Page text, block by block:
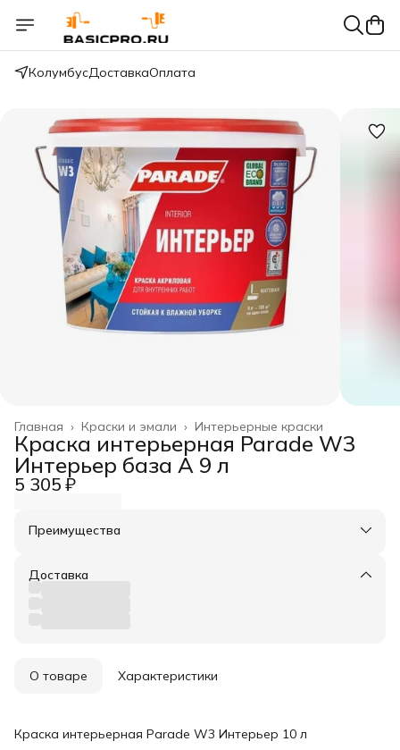
КолумбусДоставкаОплата
Интерьерные краски
Краски и эмали ›
Главная ›
Краска интерьерная Parade W3
Интерьер база А 9 л
5 305 ₽
Преимущества
Оплата частями в Сплит
Удобный возврат
Доставка
О товаре Характеристики
Краска интерьерная Parade W3 Интерьер 10 л